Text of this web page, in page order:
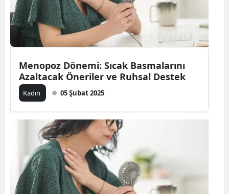
Edirne
Erzurum
Gümüşhane
Hakkari
Menopoz Dönemi: Sıcak Basmalarını
Azaltacak Öneriler ve Ruhsal Destek
Kadın 05 Şubat 2025